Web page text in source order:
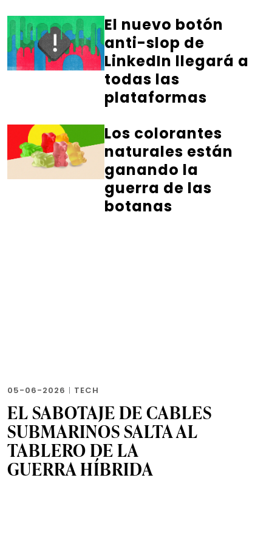
El nuevo botón
anti-slop de
LinkedIn llegará a
todas las
plataformas
Los colorantes
naturales están
ganando la
guerra de las
botanas
05-06-2026 | TECH
EL SABOTAJE DE CABLES
SUBMARINOS SALTA AL
TABLERO DE LA
GUERRA HÍBRIDA